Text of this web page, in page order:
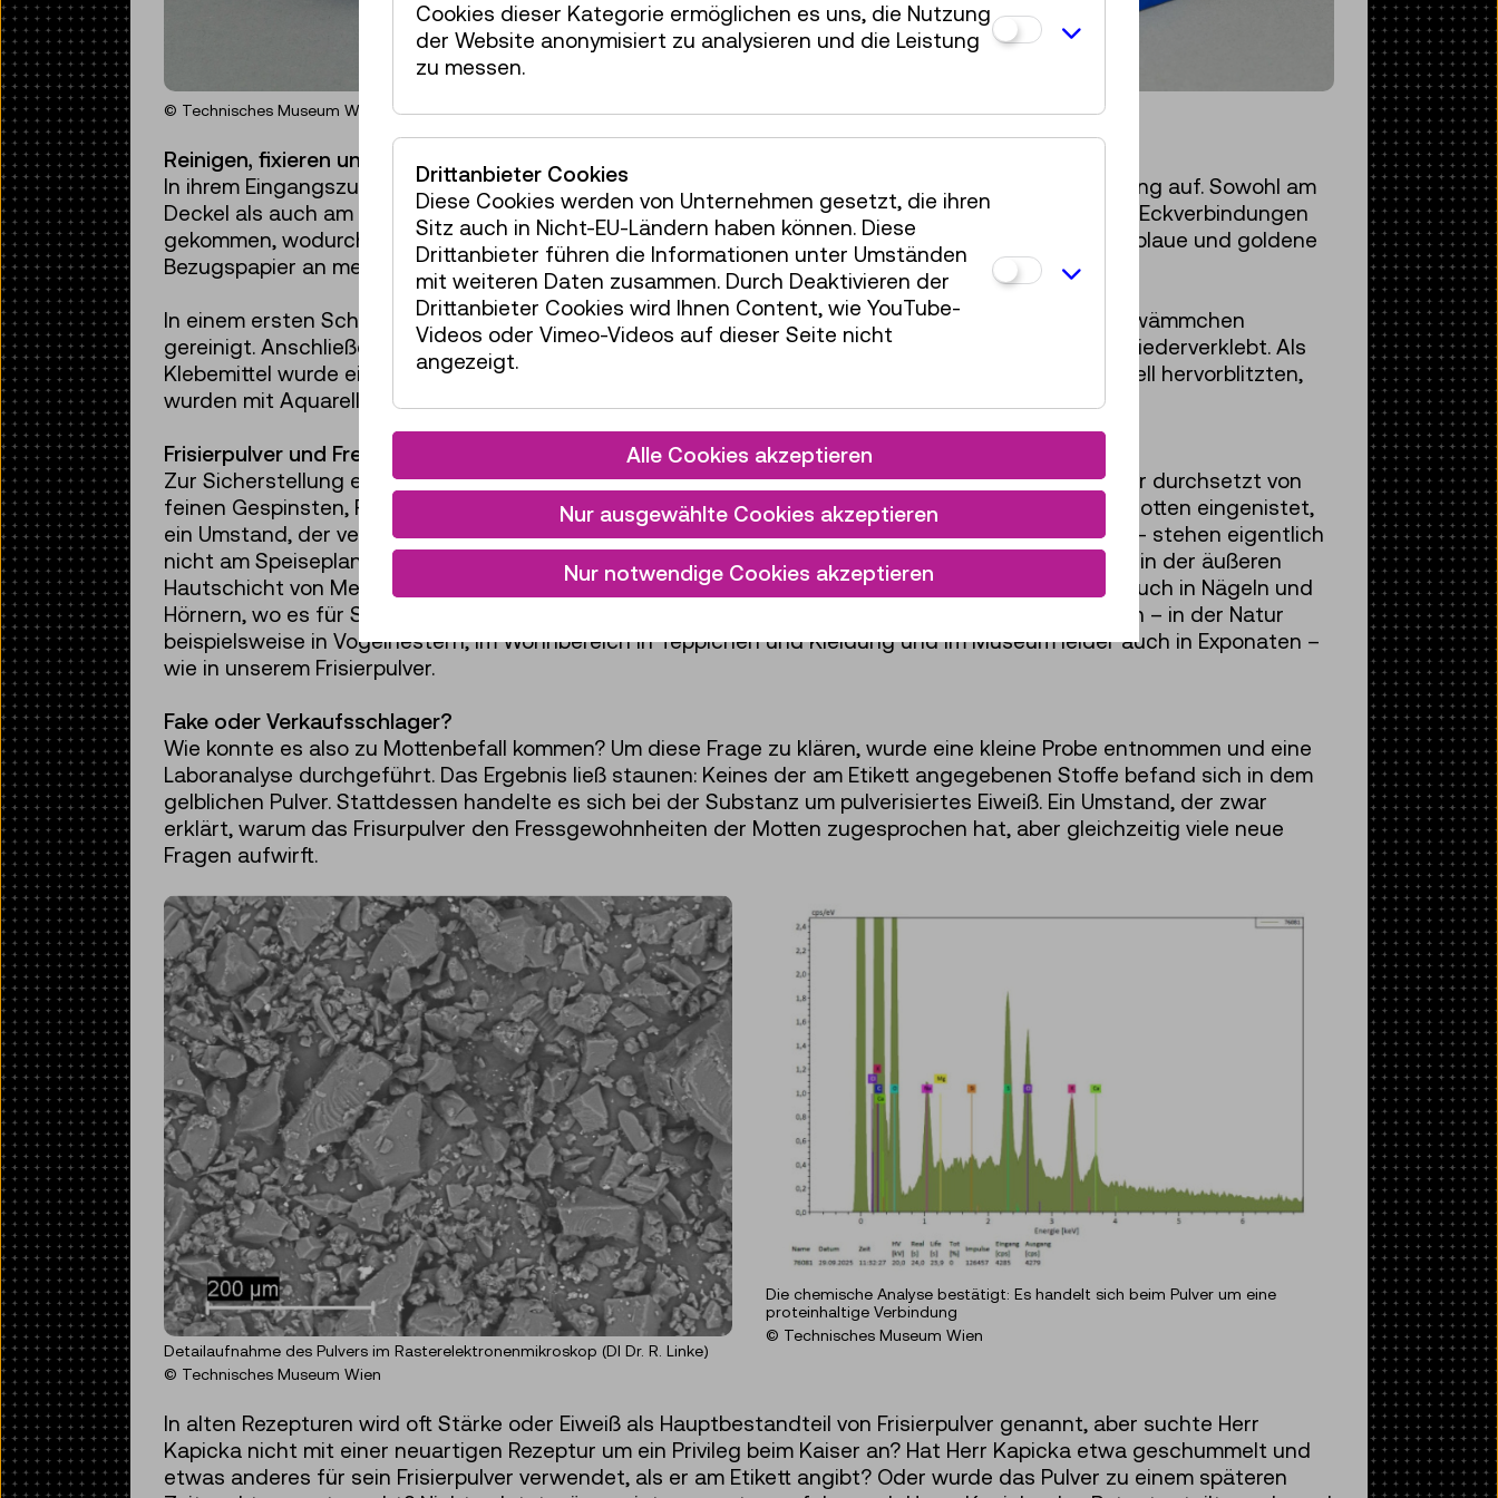
© Technisches Museum Wien © Technisches Museum Wien
Reinigen, fixieren und restaurieren
In ihrem Eingangszustand wies die Schachtel gesamtheitlich eine leichte Oberflächenverschmutzung auf. Sowohl am
Deckel als auch am Boden war es durch übermäßigen Druck beim Schließen zu einem Bruch zweier Eckverbindungen
gekommen, wodurch sich die Schachtel nicht mehr exakt zumachen ließ. Außerdem hatte sich das blaue und goldene
Bezugspapier an mehreren Stellen gelöst und drohte, dort verloren zu gehen.
In einem ersten Schritt wurde die Schachtel innen und außen gründlich mit einem Polyurethan-Schwämmchen
gereinigt. Anschließend wurden der Korpus klebetechnisch stabilisiert sowie die losen Papierteile wiederverklebt. Als
Klebemittel wurde ein Weizenstärke-Tylose-Gemisch im Verhältnis 1:1 verwendet. Bruchkanten, die hell hervorblitzten,
wurden mit Aquarellfarbe eingetönt und so optisch in den Hintergrund gedrängt.
Frisierpulver und Fressgewohnheiten
Zur Sicherstellung einer unbedenklichen Dauerlagerung wurde auch das Pulver begutachtet: Es war durchsetzt von
feinen Gespinsten, Puppenlarven und feinkrümeligem Larvenkot. Hier hatten sich augenscheinlich Motten eingenistet,
ein Umstand, der verwundert. Denn die Angaben zur Patenteinreichung – Baumharz und Kollodium – stehen eigentlich
nicht am Speiseplan von Motten. Diese ernähren sich von Keratin, einem faserbildenden Eiweiß, das in der äußeren
Hautschicht von Menschen und Tieren vorkommt. Man findet es in Federn, Haaren und Wolle, aber auch in Nägeln und
Hörnern, wo es für Struktur und Festigkeit sorgt. Motten vermehren sich dort, wo sie Nahrung finden – in der Natur
beispielsweise in Vogelnestern, im Wohnbereich in Teppichen und Kleidung und im Museum leider auch in Exponaten –
wie in unserem Frisierpulver.
Fake oder Verkaufsschlager?
Wie konnte es also zu Mottenbefall kommen? Um diese Frage zu klären, wurde eine kleine Probe entnommen und eine
Laboranalyse durchgeführt. Das Ergebnis ließ staunen: Keines der am Etikett angegebenen Stoffe befand sich in dem
gelblichen Pulver. Stattdessen handelte es sich bei der Substanz um pulverisiertes Eiweiß. Ein Umstand, der zwar
erklärt, warum das Frisurpulver den Fressgewohnheiten der Motten zugesprochen hat, aber gleichzeitig viele neue
Fragen aufwirft.
Detailaufnahme des Pulvers im Rasterelektronenmikroskop (DI Dr. R. Linke)
© Technisches Museum Wien
Die chemische Analyse bestätigt: Es handelt sich beim Pulver um eine
proteinhaltige Verbindung
© Technisches Museum Wien
In alten Rezepturen wird oft Stärke oder Eiweiß als Hauptbestandteil von Frisierpulver genannt, aber suchte Herr
Kapicka nicht mit einer neuartigen Rezeptur um ein Privileg beim Kaiser an? Hat Herr Kapicka etwa geschummelt und
etwas anderes für sein Frisierpulver verwendet, als er am Etikett angibt? Oder wurde das Pulver zu einem späteren
Cookies dieser Kategorie ermöglichen es uns, die Nutzung
der Website anonymisiert zu analysieren und die Leistung
zu messen.
Drittanbieter Cookies
Diese Cookies werden von Unternehmen gesetzt, die ihren
Sitz auch in Nicht-EU-Ländern haben können. Diese
Drittanbieter führen die Informationen unter Umständen
mit weiteren Daten zusammen. Durch Deaktivieren der
Drittanbieter Cookies wird Ihnen Content, wie YouTube-
Videos oder Vimeo-Videos auf dieser Seite nicht
angezeigt.
Alle Cookies akzeptieren
Nur ausgewählte Cookies akzeptieren
Nur notwendige Cookies akzeptieren